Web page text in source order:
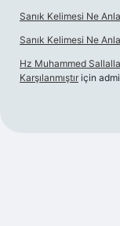
Sanık Kelimesi Ne
Sanık Kelimesi Ne
Hz Muhammed
Karşılanmıştır için